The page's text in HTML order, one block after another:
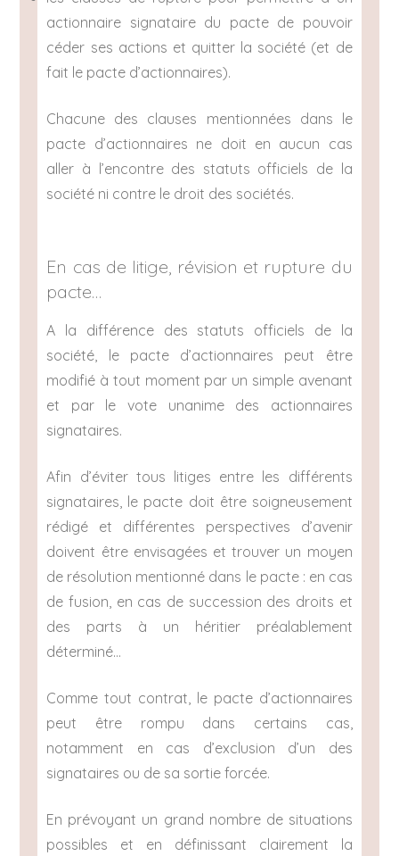
actionnaire signataire du pacte de pouvoir
céder ses actions et quitter la société (et de
fait le pacte d’actionnaires).
Chacune des clauses mentionnées dans le
pacte d’actionnaires ne doit en aucun cas
aller à l’encontre des statuts officiels de la
société ni contre le droit des sociétés.
En cas de litige, révision et rupture du
pacte…
A la différence des statuts officiels de la
société, le pacte d’actionnaires peut être
modifié à tout moment par un simple avenant
et par le vote unanime des actionnaires
signataires.
Afin d’éviter tous litiges entre les différents
signataires, le pacte doit être soigneusement
rédigé et différentes perspectives d’avenir
doivent être envisagées et trouver un moyen
de résolution mentionné dans le pacte : en cas
de fusion, en cas de succession des droits et
des parts à un héritier préalablement
déterminé…
Comme tout contrat, le pacte d’actionnaires
peut être rompu dans certains cas,
notamment en cas d’exclusion d’un des
signataires ou de sa sortie forcée.
En prévoyant un grand nombre de situations
possibles et en définissant clairement la